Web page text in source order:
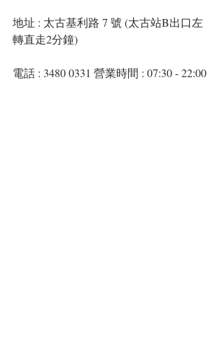
地址 : 太古基利路 7 號 (太古站B出口左
轉直走2分鐘)
電話 : 3480 0331 營業時間 : 07:30 - 22:00